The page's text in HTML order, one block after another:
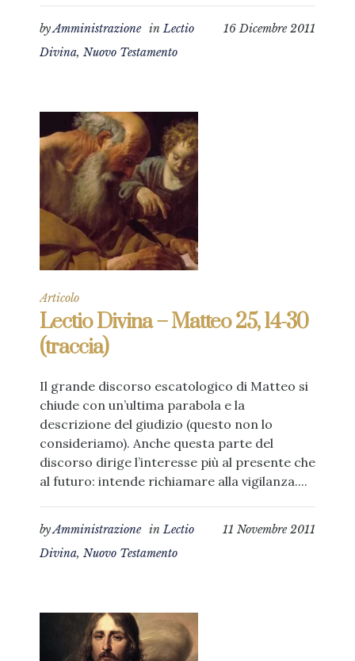
16 Dicembre 2011
byAmministrazione inLectio
Divina, Nuovo Testamento
Articolo
Lectio Divina – Matteo 25, 14-30
(traccia)
Il grande discorso escatologico di Matteo si
chiude con un’ultima parabola e la
descrizione del giudizio (questo non lo
consideriamo). Anche questa parte del
discorso dirige l’interesse più al presente che
al futuro: intende richiamare alla vigilanza....
11 Novembre 2011
byAmministrazione inLectio
Divina, Nuovo Testamento